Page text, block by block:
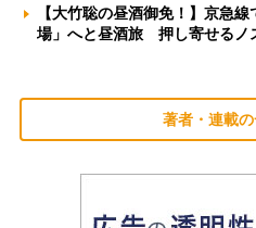
【大竹聡の昼酒御免！】京急
場」へと昼酒旅 押し寄せる
著者・連載